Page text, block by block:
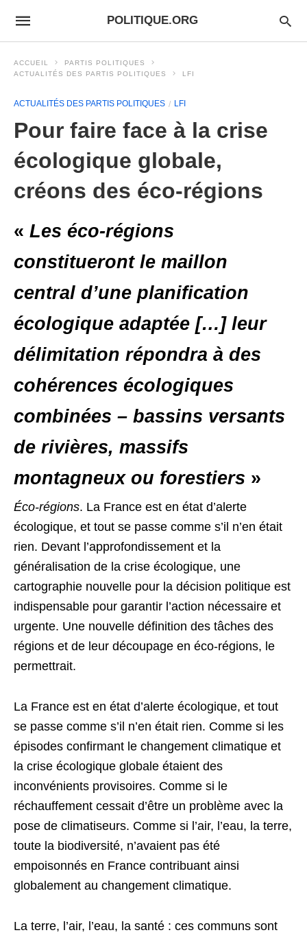
POLITIQUE.ORG
ACCUEIL
PARTIS POLITIQUES
ACTUALITÉS DES PARTIS POLITIQUES
LFI
ACTUALITÉS DES PARTIS POLITIQUES LFI
Pour faire face à la crise
écologique globale,
créons des éco-régions
« Les éco-régions
constitueront le maillon
central d’une planification
écologique adaptée […] leur
délimitation répondra à des
cohérences écologiques
combinées – bassins versants
de rivières, massifs
montagneux ou forestiers »
Éco-régions. La France est en état d’alerte
écologique, et tout se passe comme s’il n’en était
rien. Devant l’approfondissement et la
généralisation de la crise écologique, une
cartographie nouvelle pour la décision politique est
indispensable pour garantir l’action nécessaire et
urgente. Une nouvelle définition des tâches des
régions et de leur découpage en éco-régions, le
permettrait.
La France est en état d’alerte écologique, et tout
se passe comme s’il n’en était rien. Comme si les
épisodes confirmant le changement climatique et
la crise écologique globale étaient des
inconvénients provisoires. Comme si le
réchauffement cessait d’être un problème avec la
pose de climatiseurs. Comme si l’air, l’eau, la terre,
toute la biodiversité, n’avaient pas été
empoisonnés en France contribuant ainsi
globalement au changement climatique.
La terre, l’air, l’eau, la santé : ces communs sont